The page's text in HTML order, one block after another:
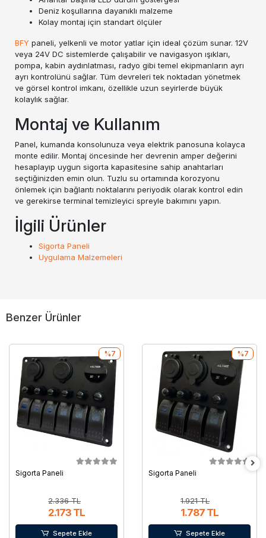
Deniz koşullarına dayanıklı malzeme
Kolay montaj için standart ölçüler
BFY paneli, yelkenli ve motor yatlar için ideal çözüm sunar. 12V
veya 24V DC sistemlerde çalışabilir ve navigasyon ışıkları,
pompa, kabin aydınlatması, radyo gibi temel ekipmanların ayrı
ayrı kontrolünü sağlar. Tüm devreleri tek noktadan yönetmek
ve görsel kontrol imkanı, özellikle uzun seyirlerde büyük
kolaylık sağlar.
Montaj ve Kullanım
Panel, kumanda konsolunuza veya elektrik panosuna kolayca
monte edilir. Montaj öncesinde her devrenin amper değerini
hesaplayıp uygun sigorta kapasitesine sahip anahtarları
seçtiğinizden emin olun. Tuzlu su ortamında korozyonu
önlemek için bağlantı noktalarını periyodik olarak kontrol edin
ve gerekirse terminal temizleyici spreyle bakımını yapın.
İlgili Ürünler
Sigorta Paneli
Uygulama Malzemeleri
Benzer Ürünler
Sigorta Paneli
2.336 TL
2.173 TL
%7
Sepete Ekle
Sigorta Paneli
1.921 TL
1.787 TL
%7
Sepete Ekle